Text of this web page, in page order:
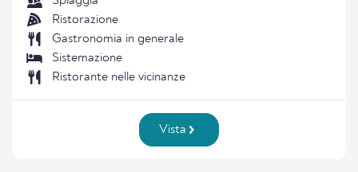
Ristorazione
Gastronomia in generale
Sistemazione
Ristorante nelle vicinanze
Vista